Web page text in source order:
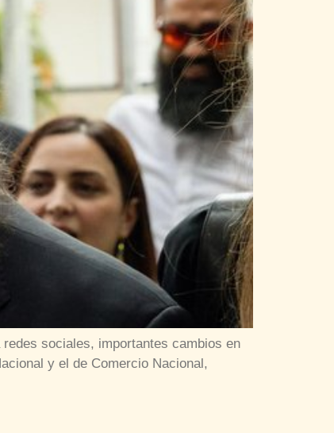
sociales, importantes cambios en
y el de Comercio Nacional,